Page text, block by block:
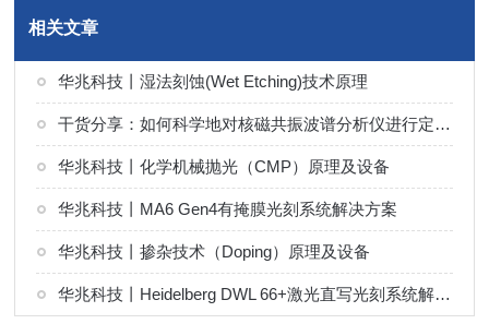
相关文章
华兆科技丨湿法刻蚀(Wet Etching)技术原理
干货分享：如何科学地对核磁共振波谱分析仪进行定期维护保养
华兆科技丨化学机械抛光（CMP）原理及设备
华兆科技丨MA6 Gen4有掩膜光刻系统解决方案
华兆科技丨掺杂技术（Doping）原理及设备
华兆科技丨Heidelberg DWL 66+激光直写光刻系统解决方案